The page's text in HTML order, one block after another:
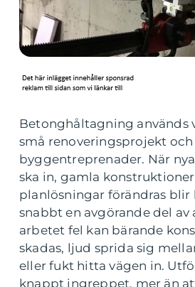
Betonghåltagning används
små renoveringsprojekt och
byggentreprenader. När
ska in, gamla
planlösningar förändras blir
snabbt en avgörande del av
arbetet fel kan bärande
skadas, ljud sprida sig
eller fukt hitta vägen in.
knappt ingreppet, mer än